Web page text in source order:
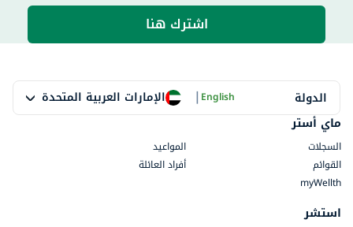
اشترك هنا
الدولة الإمارات العربية المتحدة |English
ماي أستر
السجلات
المواعيد
القوائم
أفراد العائلة
myWellth
استشر